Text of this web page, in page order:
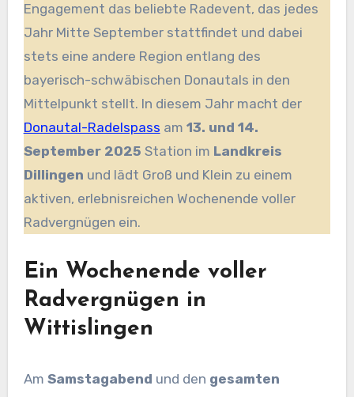
Engagement das beliebte Radevent, das jedes
Jahr Mitte September stattfindet und dabei
stets eine andere Region entlang des
bayerisch-schwäbischen Donautals in den
Mittelpunkt stellt. In diesem Jahr macht der
Donautal-Radelspass am 13. und 14.
September 2025 Station im Landkreis
Dillingen und lädt Groß und Klein zu einem
aktiven, erlebnisreichen Wochenende voller
Radvergnügen ein.
Ein Wochenende voller
Radvergnügen in
Wittislingen
Am Samstagabend und den gesamten